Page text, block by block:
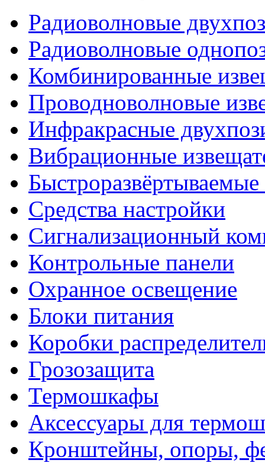
Радиоволновые
Радиоволновые
Комбинированные
Проводноволновые
Инфракрасные
Вибрационные
Средства настройки
Сигнализационный
Контрольные панели
Охранное освещение
Блоки питания
Коробки
Грозозащита
Термошкафы
Аксессуары для
Кронштейны, опоры,